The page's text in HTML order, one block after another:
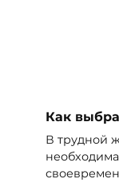
Как
В трудной
необходима